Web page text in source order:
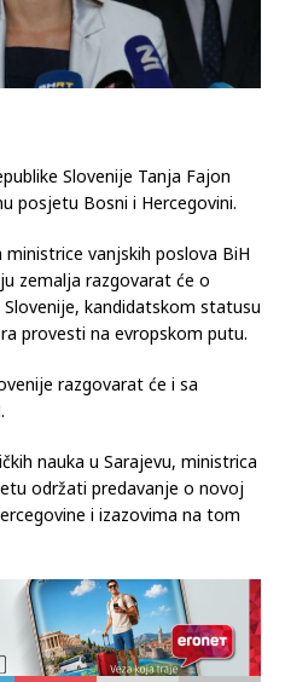
Slovenije Tanja Fajon
posjetu Bosni i Hercegovini.
vanjskih poslova BiH
zemalja razgovarat će o
kandidatskom statusu
provesti na evropskom putu.
razgovarat će i sa
nauka u Sarajevu, ministrica
održati predavanje o novoj
i izazovima na tom